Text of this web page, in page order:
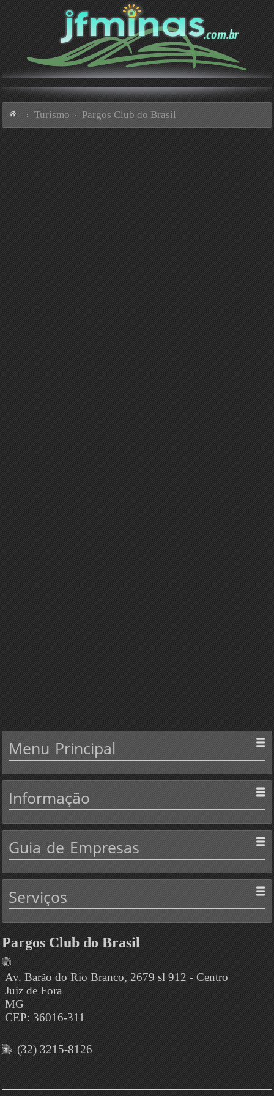
Turismo Pargos Club do Brasil
Menu Principal
Informação
Guia de Empresas
Serviços
Pargos Club do Brasil
Av. Barão do Rio Branco, 2679 sl 912 - Centro
Juiz de Fora
MG
CEP: 36016-311
(32) 3215-8126